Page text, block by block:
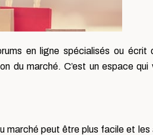
en ligne spécialisés ou écrit
du marché. C’est un espace qui
marché peut être plus facile et les